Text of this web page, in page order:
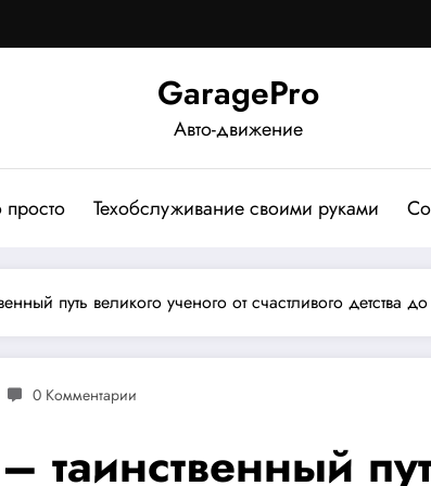
GaragePro
Авто-движение
Техобслуживание своими руками
путь великого ученого от счастливого детства
0 Комментарии
таинственный